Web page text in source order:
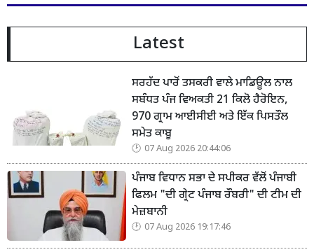
Latest
ਸਰਹੱਦ ਪਾਰੋਂ ਤਸਕਰੀ ਵਾਲੇ ਮਾਡਿਊਲ ਨਾਲ
ਸਬੰਧਤ ਪੰਜ ਵਿਅਕਤੀ 21 ਕਿਲੋ ਹੈਰੋਇਨ,
970 ਗ੍ਰਾਮ ਆਈਸੀਈ ਅਤੇ ਇੱਕ ਪਿਸਤੌਲ
ਸਮੇਤ ਕਾਬੂ
07 Aug 2026 20:44:06
ਪੰਜਾਬ ਵਿਧਾਨ ਸਭਾ ਦੇ ਸਪੀਕਰ ਵੱਲੋਂ ਪੰਜਾਬੀ
ਫਿਲਮ "ਦੀ ਗ੍ਰੇਟ ਪੰਜਾਬ ਰੌਬਰੀ" ਦੀ ਟੀਮ ਦੀ
ਮੇਜ਼ਬਾਨੀ
07 Aug 2026 19:17:46